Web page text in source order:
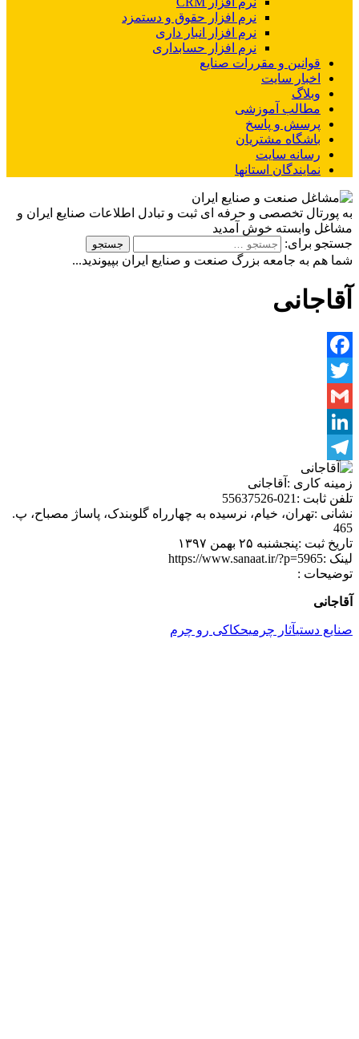
نرم افزار حقوق و دستمزد
نرم افزار انبار داری
نرم افزار حسابداری
قوانین و مقررات صنایع
اخبار سایت
وبلاگ
مطالب آموزشی
پرسش و پاسخ
باشگاه مشتریان
رسانه سایت
نمایندگان استانها
به پورتال تخصصی و حرفه ای ثبت و تبادل اطلاعات صنایع ایران و
مشاغل وابسته خوش آمدید
جستجو برای:
شما هم به جامعه بزرگ صنعت و صنایع ایران بپیوندید...
آقاجانی
Facebook
Twitter
Gmail
LinkedIn
Telegram
زمینه کاری : آقاجانی
تلفن ثابت :021-55637526
نشانی :تهران، خیام، نرسیده به چهارراه گلوبندک، پاساژ مصباح، پ.
465
تاریخ ثبت :پنجشنبه ۲۵ بهمن ۱۳۹۷
لینک :https://www.sanaat.ir/?p=5965
توضیحات :
آقاجانی
صنایع دستیآثار چرمیحکاکی رو چرم